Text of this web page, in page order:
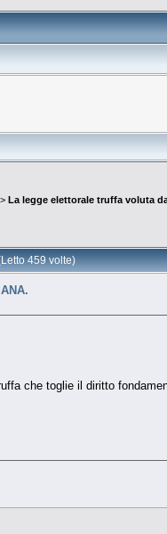
> La legge elettorale truffa voluta
459 volte)
che toglie il diritto